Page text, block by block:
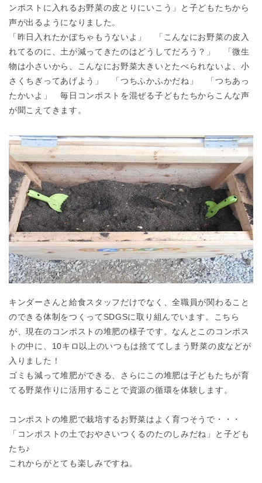
千葉県
埼玉県 埼玉県 全域
兵庫県 兵庫県 全域
ンポストに入れるお野菜の皮とりにいこう」と子どもたちから
声が出るようになりました。
「昨日入れたかぼちゃもうないよ」 「こんなにお野菜の皮入
れてるのに、土が減ってきたのはどうしてだろう？」 「微生
物は小さいから、こんなにお野菜大きいとたべられないよ、小
さくちぎってあげよう」 「つちふかふかだね」 「つちあっ
たかいよ」 毎日コンポストを混ぜる子どもたちからこんな声
が聞こえてきます。
キンダーさんと給食スタッフだけでなく、全職員が関わること
のできる体制をつくってSDGSに取り組んでいます。こちら
が、現在のコンポストの堆肥の様子です。なんとこのコンポス
トの中に、10キロ以上のいつもは捨ててしまう野菜の皮などが
入りました！
ゴミも減って堆肥ができる、さらにこの堆肥は子どもたちが育
てる野菜作りに活用することで資源の循環を体験します。
コンポストの堆肥で栽培するお野菜はよく育つそうで・・・
「コンポストの土でおやさいつくるのたのしみだね」と子ども
たち♪
これからがとても楽しみですね。